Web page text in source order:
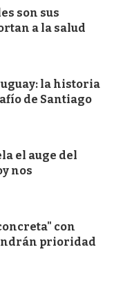
son sus
a la salud
la historia
de Santiago
el auge del
nos
con
prioridad